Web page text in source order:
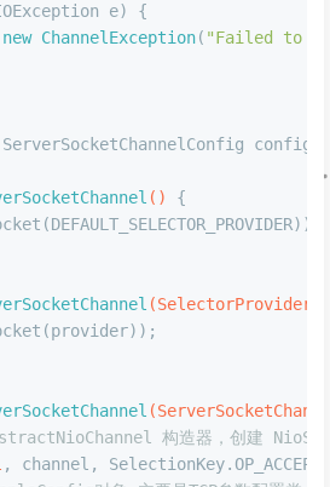
e) {
new ChannelException( "Failed to
ServerSocketChannelConfig config;
()
{
(SelectorProvider
构造器，创建
, channel,